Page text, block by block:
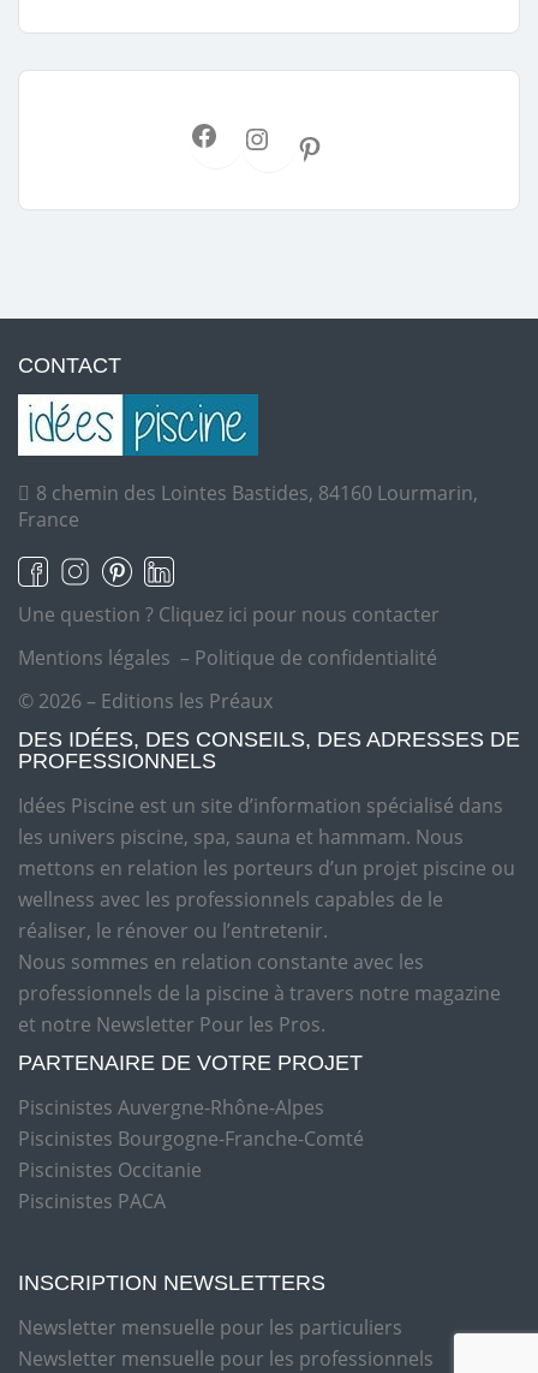
CONTACT
8 chemin des Lointes Bastides, 84160 Lourmarin,
France
Une question ? Cliquez ici pour nous contacter
Mentions légales – Politique de confidentialité
© 2026 – Editions les Préaux
DES IDÉES, DES CONSEILS, DES ADRESSES DE
PROFESSIONNELS
Idées Piscine est un site d’information spécialisé dans
les univers piscine, spa, sauna et hammam. Nous
mettons en relation les porteurs d’un projet piscine ou
wellness avec les professionnels capables de le
réaliser, le rénover ou l’entretenir.
Nous sommes en relation constante avec les
professionnels de la piscine à travers notre magazine
et notre Newsletter Pour les Pros.
PARTENAIRE DE VOTRE PROJET
Piscinistes Auvergne-Rhône-Alpes
Piscinistes Bourgogne-Franche-Comté
Piscinistes Occitanie
Piscinistes PACA
INSCRIPTION NEWSLETTERS
Newsletter mensuelle pour les particuliers
Newsletter mensuelle pour les professionnels